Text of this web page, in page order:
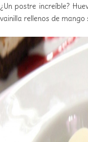
¿Un postre increíble?
vainilla rellenos de